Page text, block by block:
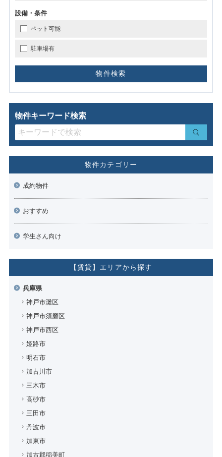
設備・条件
ペット可能
駐車場有
物件キーワード検索
物件カテゴリー
成約物件
おすすめ
学生さん向け
【賃貸】エリアから探す
兵庫県
神戸市灘区
神戸市須磨区
神戸市西区
姫路市
明石市
加古川市
三木市
高砂市
三田市
丹波市
加東市
加古郡稲美町